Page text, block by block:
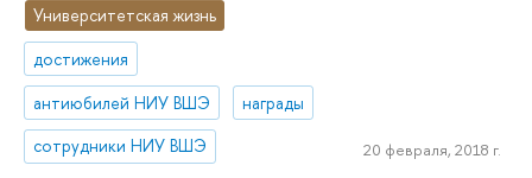
Университетская жизнь
достижения
антиюбилей НИУ ВШЭ
награды
сотрудники НИУ ВШЭ
20 февраля, 2018 г.